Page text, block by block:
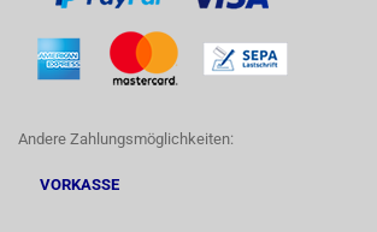
Andere Zahlungsmöglichkeiten:
VORKASSE